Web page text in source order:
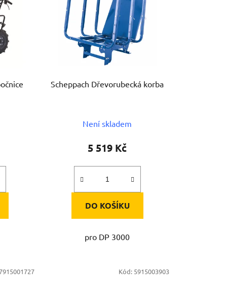
Scheppach Dřevorubecká korba
Není skladem
5 519 Kč
DO KOŠÍKU
pro DP 3000
Kód: 5915003903